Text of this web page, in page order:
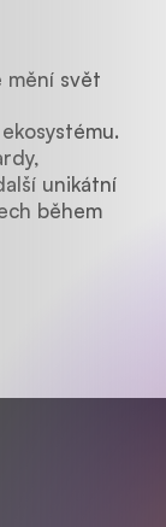
mění svět
unikátní
během